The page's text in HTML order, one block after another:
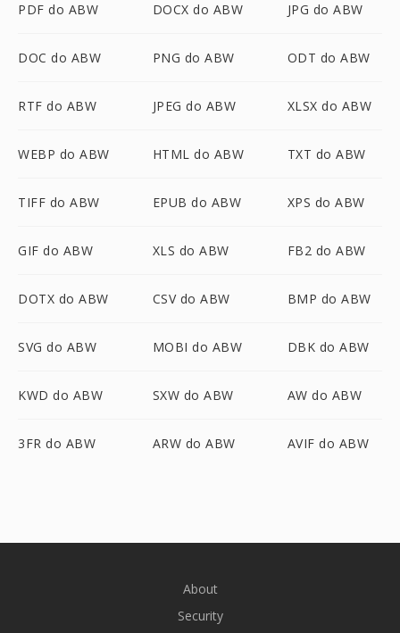
PDF do ABW DOCX do ABW JPG do ABW
DOC do ABW PNG do ABW ODT do ABW
RTF do ABW JPEG do ABW XLSX do ABW
WEBP do ABW HTML do ABW TXT do ABW
TIFF do ABW EPUB do ABW XPS do ABW
GIF do ABW XLS do ABW FB2 do ABW
DOTX do ABW CSV do ABW BMP do ABW
SVG do ABW MOBI do ABW DBK do ABW
KWD do ABW SXW do ABW AW do ABW
3FR do ABW ARW do ABW AVIF do ABW
About
Security